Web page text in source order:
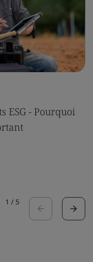
ESG - Pourquoi
1 / 5